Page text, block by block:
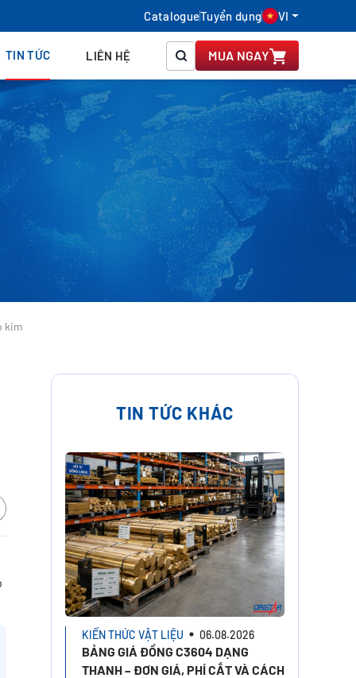
CatalogueTuyển dụng VI
TIN TỨC LIÊN HỆ MUA NGAY
kim
TIN TỨC KHÁC
KIẾN THỨC VẬT LIỆU 06.08.2026
BẢNG GIÁ ĐỒNG C3604 DẠNG
THANH – ĐƠN GIÁ, PHÍ CẮT VÀ CÁCH